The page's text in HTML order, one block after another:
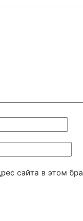
сайта в этом